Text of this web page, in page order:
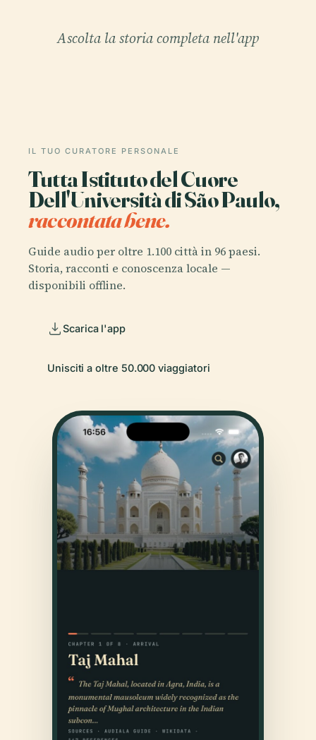
Ascolta la storia completa nell'app
IL TUO CURATORE PERSONALE
Tutta Istituto del Cuore
Dell'Università di São Paulo,
raccontata bene.
Guide audio per oltre 1.100 città in 96 paesi.
Storia, racconti e conoscenza locale —
disponibili offline.
Scarica l'app
Unisciti a oltre 50.000 viaggiatori